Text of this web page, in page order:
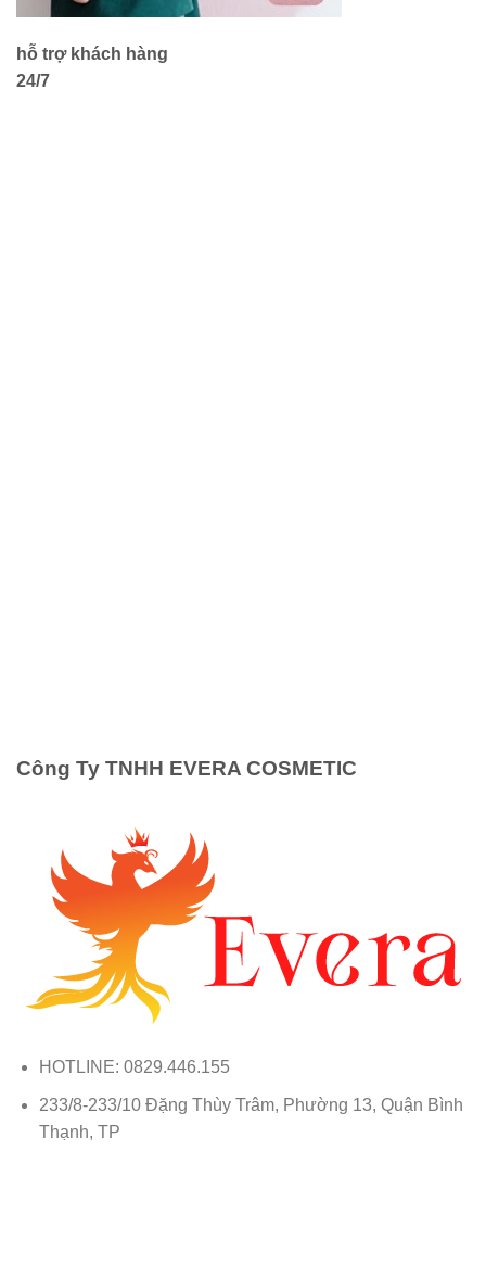
hỗ trợ khách hàng
24/7
Công Ty TNHH EVERA COSMETIC
HOTLINE: 0829.446.155
233/8-233/10 Đặng Thùy Trâm, Phường 13, Quận Bình
Thạnh, TP